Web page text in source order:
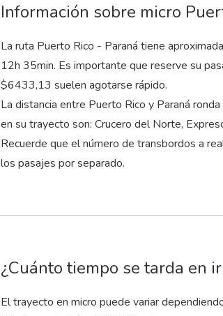
Información sobre micro
La ruta Puerto Rico - Paraná tiene
12h 35min. Es importante que reserve su
$6433,13 suelen agotarse rápido.
La distancia entre Puerto Rico y Paraná
en su trayecto son: Crucero del Norte,
Recuerde que el número de transbordos a
los pasajes por separado.
¿Cuánto tiempo se tarda en
El trayecto en micro puede variar